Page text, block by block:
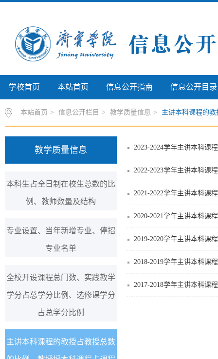
学校首页 本站首页 信息公开指南 信息公开目录
本站首页 > 信息公开栏目 > 教学质量信息 > 主讲本科课程的
教学质量信息
本科生占全日制在校生总数的比
例、教师数量及结构
专业设置、当年新增专业、停招
专业名单
全校开设课程总门数、实践教学
学分占总学分比例、选修课学分
占总学分比例
主讲本科课程的教授占教授总数
2023-2024学年主讲本科课
2022-2023学年主讲本科课
2021-2022学年主讲本科课
2020-2021学年主讲本科课
2019-2020学年主讲本科课
2018-2019学年主讲本科课
2017-2018学年主讲本科课